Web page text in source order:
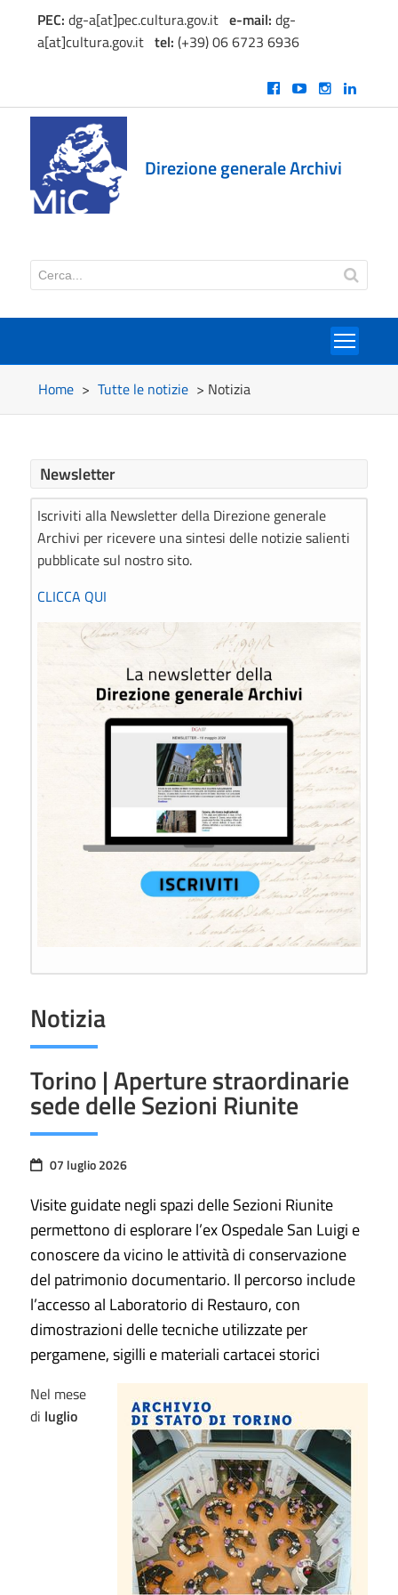
PEC: dg-a[at]pec.cultura.gov.ite-mail: dg-
a[at]cultura.gov.ittel: (+39) 06 6723 6936
Direzione generale Archivi
Home > Tutte le notizie > Notizia
Newsletter
Iscriviti alla Newsletter della Direzione generale
Archivi per ricevere una sintesi delle notizie salienti
pubblicate sul nostro sito.
CLICCA QUI
Notizia
Torino | Aperture straordinarie
sede delle Sezioni Riunite
07 luglio 2026
Visite guidate negli spazi delle Sezioni Riunite
permettono di esplorare l’ex Ospedale San Luigi e
conoscere da vicino le attività di conservazione
del patrimonio documentario. Il percorso include
l’accesso al Laboratorio di Restauro, con
dimostrazioni delle tecniche utilizzate per
pergamene, sigilli e materiali cartacei storici
Nel mese
di luglio